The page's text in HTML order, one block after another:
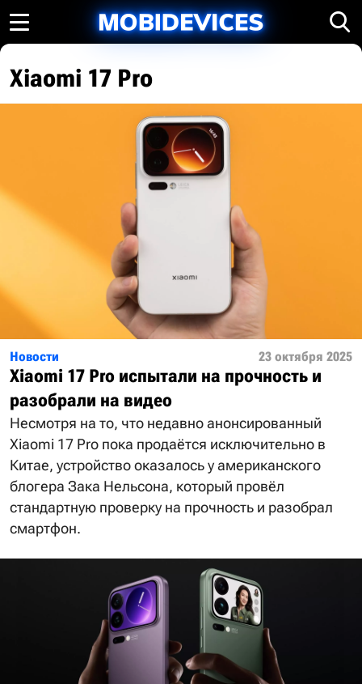
Xiaomi 17 Pro
Новости 23 октября 2025
Xiaomi 17 Pro испытали на прочность и
разобрали на видео
Несмотря на то, что недавно анонсированный
Xiaomi 17 Pro пока продаётся исключительно в
Китае, устройство оказалось у американского
блогера Зака Нельсона, который провёл
стандартную проверку на прочность и разобрал
смартфон.